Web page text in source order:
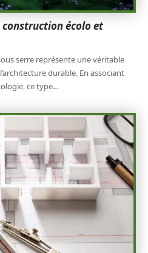
construction écolo et
serre représente une véritable
durable. En associant
ce type…